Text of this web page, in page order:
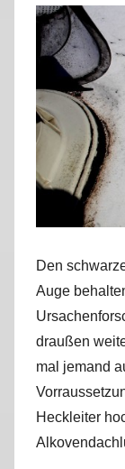
Den
Auge
draußen
mal jemand
Heckleiter